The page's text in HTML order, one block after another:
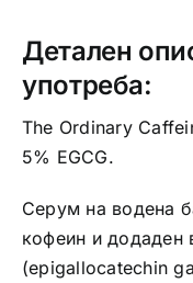
5%
EGCG
количина
Детален
употреба:
The Ordinary
5% EGCG.
Серум на водена
кофеин и додаден
(epigallocatechin